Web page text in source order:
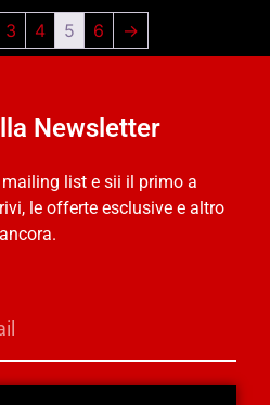
3 4 5 6 →
Newsletter
list e sii il primo a
le offerte esclusive e altro
ancora.